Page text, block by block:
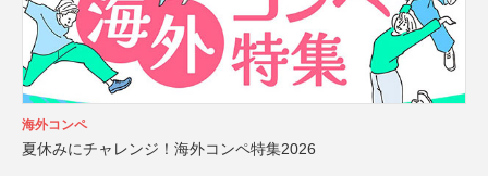
海外コンペ
夏休みにチャレンジ！海外コンペ特集2026